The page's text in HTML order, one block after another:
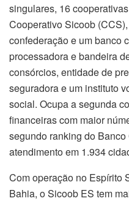
singulares, 16
Cooperativo Sicoob
confederação e um banco
processadora e bandeira
consórcios, entidade de
seguradora e um instituto
social. Ocupa a segunda
financeiras com maior
segundo ranking do
atendimento em 1.934
Com operação no Espírito
Bahia, o Sicoob ES tem